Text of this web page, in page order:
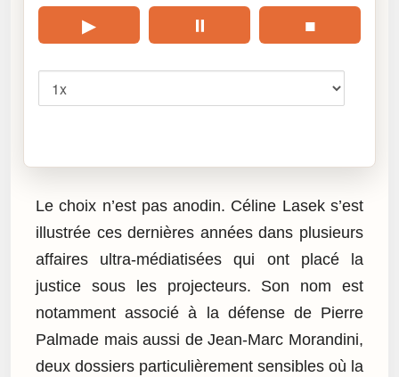
▶ ⏸ ■
Le choix n’est pas anodin. Céline Lasek s’est
illustrée ces dernières années dans plusieurs
affaires ultra-médiatisées qui ont placé la
justice sous les projecteurs. Son nom est
notamment associé à la défense de Pierre
Palmade mais aussi de Jean-Marc Morandini,
deux dossiers particulièrement sensibles où la